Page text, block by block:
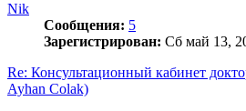
Nik
Сообщения: 5
Зарегистрирован: Сб май 13,
Re: Консультационный кабинет
Ayhan Colak)